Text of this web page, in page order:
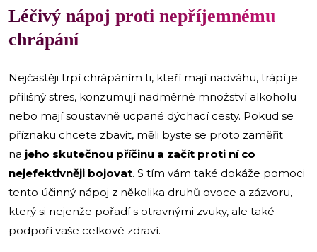
Léčivý nápoj proti nepříjemnému
chrápání
Nejčastěji trpí chrápáním ti, kteří mají nadváhu, trápí je
přílišný stres, konzumují nadměrné množství alkoholu
nebo mají soustavně ucpané dýchací cesty. Pokud se
příznaku chcete zbavit, měli byste se proto zaměřit
na jeho skutečnou příčinu a začít proti ní co
nejefektivněji bojovat. S tím vám také dokáže pomoci
tento účinný nápoj z několika druhů ovoce a zázvoru,
který si nejenže pořadí s otravnými zvuky, ale také
podpoří vaše celkové zdraví.